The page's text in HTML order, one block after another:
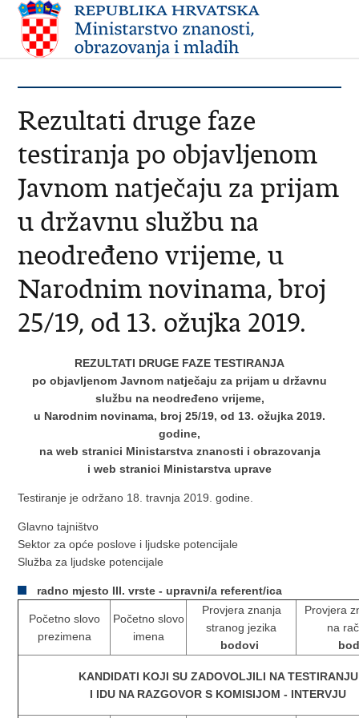
Rezultati druge faze
testiranja po objavljenom
Javnom natječaju za prijam
u državnu službu na
neodređeno vrijeme, u
Narodnim novinama, broj
25/19, od 13. ožujka 2019.
REZULTATI DRUGE FAZE TESTIRANJA
po objavljenom Javnom natječaju za prijam u državnu
službu na neodređeno vrijeme,
u Narodnim novinama, broj 25/19, od 13. ožujka 2019.
godine,
na web stranici Ministarstva znanosti i obrazovanja
i web stranici Ministarstva uprave
Testiranje je održano 18. travnja 2019. godine.
Glavno tajništvo
Sektor za opće poslove i ljudske potencijale
Služba za ljudske potencijale
radno mjesto III. vrste - upravni/a referent/ica
Početno slovo
prezimena
Početno slovo
imena
Provjera znanja
stranog jezika
bodovi
Provjera
na
KANDIDATI KOJI SU ZADOVOLJILI NA TESTIRANJU
I IDU NA RAZGOVOR S KOMISIJOM - INTERVJU